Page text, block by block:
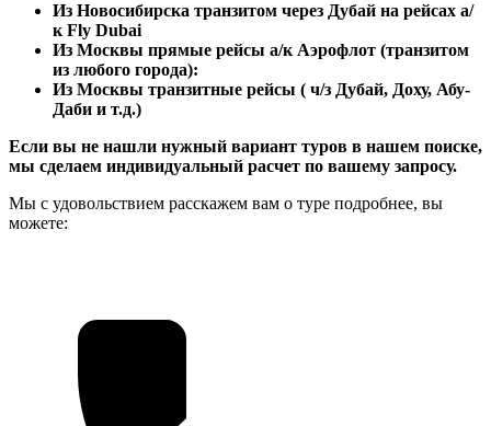
Из Новосибирска транзитом через Дубай на рейсах а/
к Fly Dubai
Из Москвы прямые рейсы а/к Аэрофлот (транзитом
из любого города):
Из Москвы транзитные рейсы ( ч/з Дубай, Доху, Абу-
Даби и т.д.)
Если вы не нашли нужный вариант туров в нашем поиске,
мы сделаем индивидуальный расчет по вашему запросу.
Мы с удовольствием расскажем вам о туре подробнее, вы
можете: